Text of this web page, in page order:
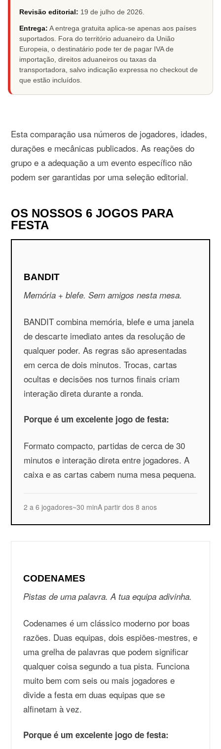
Revisão editorial: 19 de julho de 2026
Entrega: A entrega gratuita aplica-se apenas aos países
suportados. Fora do território aduaneiro da União
Europeia, o destinatário pode ter de pagar IVA de
importação, direitos aduaneiros ou taxas da
transportadora, salvo indicação expressa no checkout de
que estão incluídos.
Esta comparação usa números de jogadores, idades,
durações e mecânicas publicados. As reações do
grupo e a adequação a um evento específico não
podem ser garantidas por uma seleção editorial.
OS NOSSOS 6 JOGOS PARA
FESTA
BANDIT
Memória + blefe. Sem amigos nesta mesa.
BANDIT combina memória, blefe e uma janela
de descarte imediato antes da resolução de
qualquer poder. As regras são apresentadas
em cerca de dois minutos. Trocas, cartas
ocultas e decisões nos turnos finais criam
interação direta durante a ronda.
Porque é um excelente jogo de festa:
Formato compacto, partidas de cerca de 30
minutos e interação direta entre jogadores. A
caixa e as cartas cabem numa mesa pequena.
2 a 6 jogadores~30 minA partir dos 8 anos
CODENAMES
Pistas de uma palavra. A tua equipa adivinha.
Codenames é um clássico moderno por boas
razões. Duas equipas, dois espiões-mestres, e
uma grelha de palavras que podem significar
qualquer coisa segundo a tua pista. Funciona
muito bem com seis ou mais jogadores e
divide a festa em duas equipas que se
alfinetam à vez.
Porque é um excelente jogo de festa: